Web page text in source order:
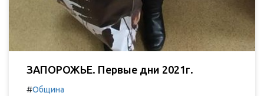
ЗАПОРОЖЬЕ. Первые дни 2021г.
#Община